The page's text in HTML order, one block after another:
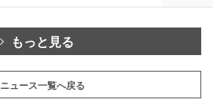
もっと見る
ニュース一覧へ戻る